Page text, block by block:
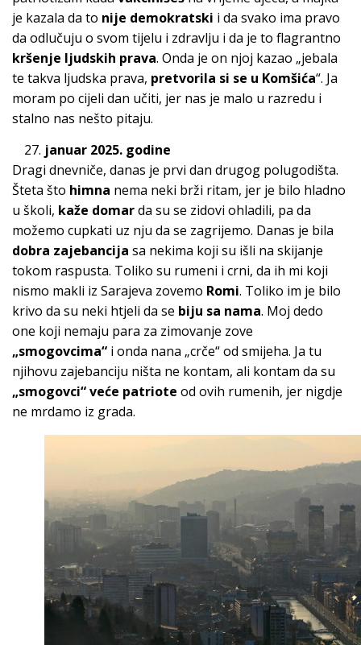
je kazala da to nije demokratski i da svako ima pravo
da odlučuju o svom tijelu i zdravlju i da je to flagrantno
kršenje ljudskih prava. Onda je on njoj kazao „jebala
te takva ljudska prava, pretvorila si se u Komšića“. Ja
moram po cijeli dan učiti, jer nas je malo u razredu i
stalno nas nešto pitaju.
januar 2025. godine
Dragi dnevniče, danas je prvi dan drugog polugodišta.
Šteta što himna nema neki brži ritam, jer je bilo hladno
u školi, kaže domarda su se zidovi ohladili, pa da
možemo cupkati uz nju da se zagrijemo. Danas je bila
dobra zajebancija sa nekima koji su išli na skijanje
tokom raspusta. Toliko su rumeni i crni, da ih mi koji
nismo makli iz Sarajeva zovemo Romi. Toliko im je bilo
krivo da su neki htjeli da se biju sa nama. Moj dedo
one koji nemaju para za zimovanje zove
„smogovcima“ i onda nana „crče“ od smijeha. Ja tu
njihovu zajebanciju ništa ne kontam, ali kontam da su
„smogovci“ veće patriote od ovih rumenih, jer nigdje
ne mrdamo iz grada.